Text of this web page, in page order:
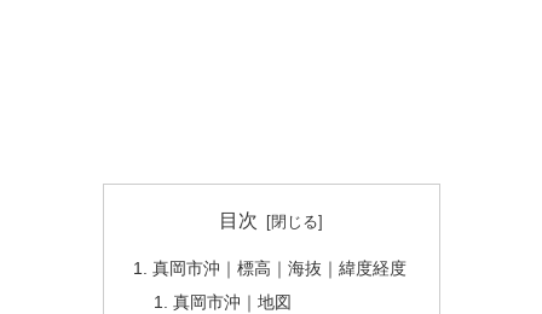
目次
真岡市沖｜標高｜海抜｜緯度経度
真岡市沖｜地図